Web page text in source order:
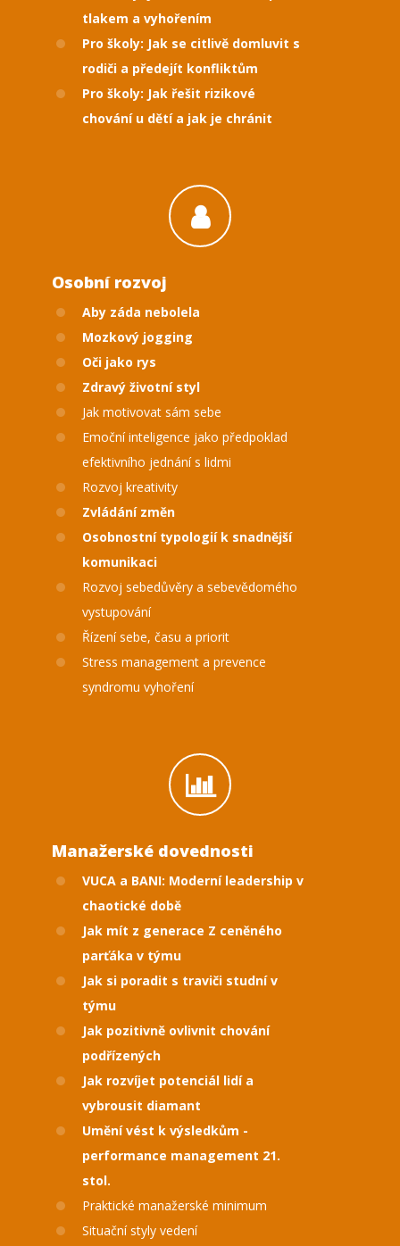
tlakem a vyhořením
Pro školy: Jak se citlivě domluvit s
rodiči a předejít konfliktům
Pro školy: Jak řešit rizikové
chování u dětí a jak je chránit
Osobní rozvoj
Aby záda nebolela
Mozkový jogging
Oči jako rys
Zdravý životní styl
Jak motivovat sám sebe
Emoční inteligence jako předpoklad
efektivního jednání s lidmi
Rozvoj kreativity
Zvládání změn
Osobnostní typologií k snadnější
komunikaci
Rozvoj sebedůvěry a sebevědomého
vystupování
Řízení sebe, času a priorit
Stress management a prevence
syndromu vyhoření
Manažerské dovednosti
VUCA a BANI: Moderní leadership v
chaotické době
Jak mít z generace Z ceněného
parťáka v týmu
Jak si poradit s traviči studní v
týmu
Jak pozitivně ovlivnit chování
podřízených
Jak rozvíjet potenciál lidí a
vybrousit diamant
Umění vést k výsledkům -
performance management 21.
stol.
Praktické manažerské minimum
Situační styly vedení